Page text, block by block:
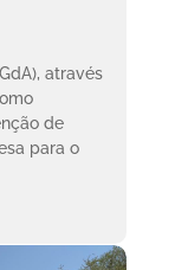
através
de
para o